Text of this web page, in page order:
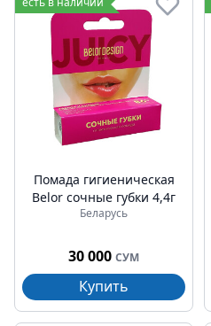
Помада гигиеническая
Belor сочные губки 4,4г
Беларусь
30 000 СУМ
Купить